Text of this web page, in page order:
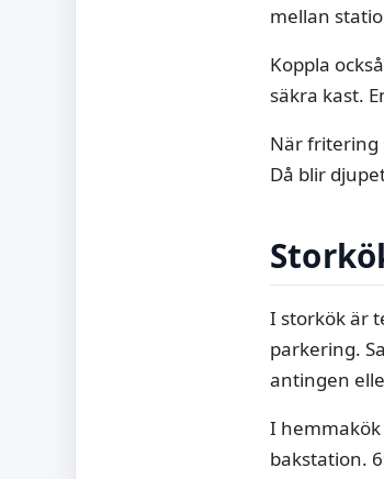
mellan
Koppla
säkra kast.
När fritering
Då blir
I storkök är
parkering.
antingen
I
bakstation.